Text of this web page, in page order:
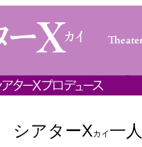
シアターΧカイ 一